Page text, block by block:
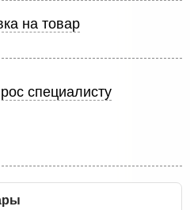
на товар
специалисту